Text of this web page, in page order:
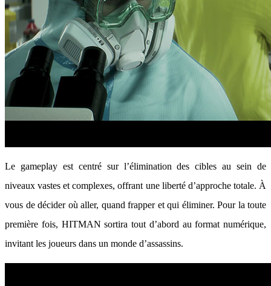
Le gameplay est centré sur l’élimination des cibles au sein de
niveaux vastes et complexes, offrant une liberté d’approche totale. À
vous de décider où aller, quand frapper et qui éliminer. Pour la toute
première fois, HITMAN sortira tout d’abord au format numérique,
invitant les joueurs dans un monde d’assassins.